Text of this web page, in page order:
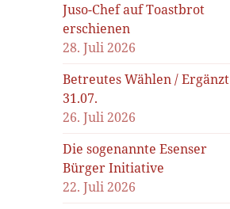
Juso-Chef auf Toastbrot
erschienen
28. Juli 2026
Betreutes Wählen / Ergänzt
31.07.
26. Juli 2026
Die sogenannte Esenser
Bürger Initiative
22. Juli 2026